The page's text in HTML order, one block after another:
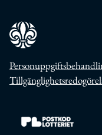
Till https://